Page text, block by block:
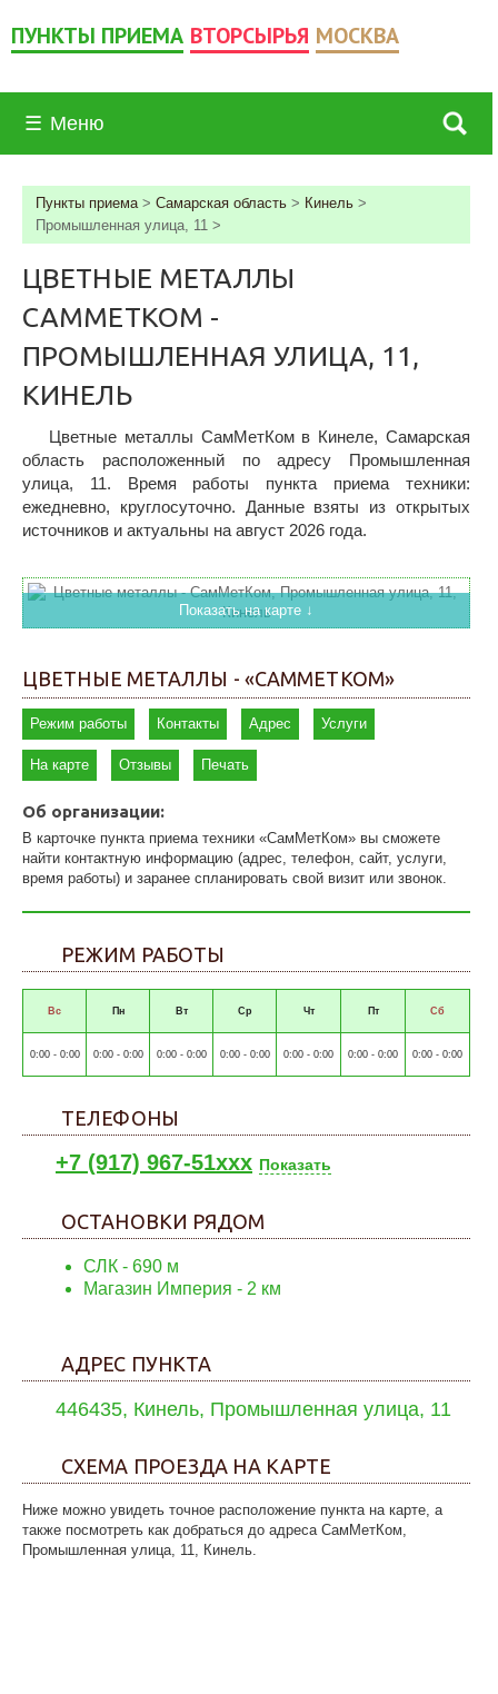
ПУНКТЫ ПРИЕМА ВТОРСЫРЬЯ МОСКВА
☰ Меню
Пункты приема> Самарская область > Кинель >
Промышленная улица, 11 >
ЦВЕТНЫЕ МЕТАЛЛЫ
САММЕТКОМ -
ПРОМЫШЛЕННАЯ УЛИЦА, 11,
КИНЕЛЬ
Цветные металлы СамМетКом в Кинеле, Самарская
область расположенный по адресу Промышленная
улица, 11. Время работы пункта приема техники:
ежедневно, круглосуточно. Данные взяты из открытых
источников и актуальны на август 2026 года.
Показать на карте ↓
ЦВЕТНЫЕ МЕТАЛЛЫ - «САММЕТКОМ»
Режим работы Контакты Адрес Услуги
На карте Отзывы Печать
Об организации:
В карточке пункта приема техники «СамМетКом» вы сможете
найти контактную информацию (адрес, телефон, сайт, услуги,
время работы) и заранее спланировать свой визит или звонок.
РЕЖИМ РАБОТЫ
Вс Пн Вт Ср Чт Пт Сб
0:00 - 0:00 0:00 - 0:00 0:00 - 0:00 0:00 - 0:00 0:00 - 0:00 0:00 - 0:00 0:00 - 0:00
ТЕЛЕФОНЫ
+7 (917) 967-51xxx Показать
ОСТАНОВКИ РЯДОМ
СЛК - 690 м
Магазин Империя - 2 км
АДРЕС ПУНКТА
446435, Кинель, Промышленная улица, 11
СХЕМА ПРОЕЗДА НА КАРТЕ
Ниже можно увидеть точное расположение пункта на карте, а
также посмотреть как добраться до адреса СамМетКом,
Промышленная улица, 11, Кинель.